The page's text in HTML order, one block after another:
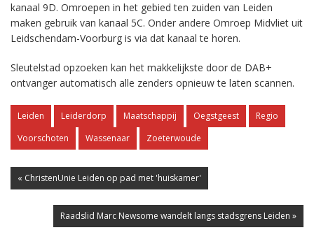
kanaal 9D. Omroepen in het gebied ten zuiden van Leiden
maken gebruik van kanaal 5C. Onder andere Omroep Midvliet uit
Leidschendam-Voorburg is via dat kanaal te horen.
Sleutelstad opzoeken kan het makkelijkste door de DAB+
ontvanger automatisch alle zenders opnieuw te laten scannen.
Leiden Leiderdorp Maatschappij Oegstgeest
Regio
Voorschoten
Wassenaar Zoeterwoude
« ChristenUnie Leiden op pad met 'huiskamer'
Raadslid Marc Newsome wandelt langs stadsgrens Leiden »